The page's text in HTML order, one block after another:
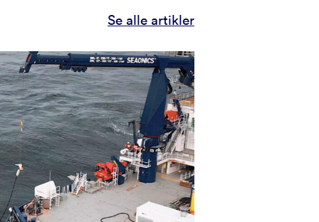
Se alle artikler